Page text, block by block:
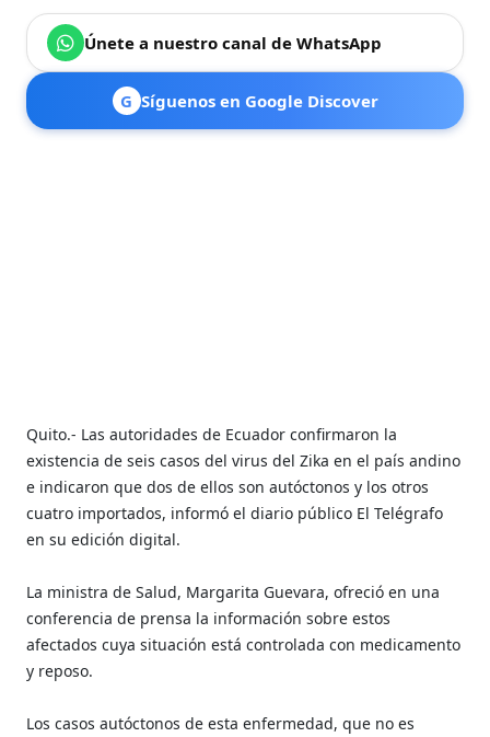
Únete a nuestro canal de WhatsApp
G Síguenos en Google Discover
Quito.- Las autoridades de Ecuador confirmaron la
existencia de seis casos del virus del Zika en el país andino
e indicaron que dos de ellos son autóctonos y los otros
cuatro importados, informó el diario público El Telégrafo
en su edición digital.
La ministra de Salud, Margarita Guevara, ofreció en una
conferencia de prensa la información sobre estos
afectados cuya situación está controlada con medicamento
y reposo.
Los casos autóctonos de esta enfermedad, que no es